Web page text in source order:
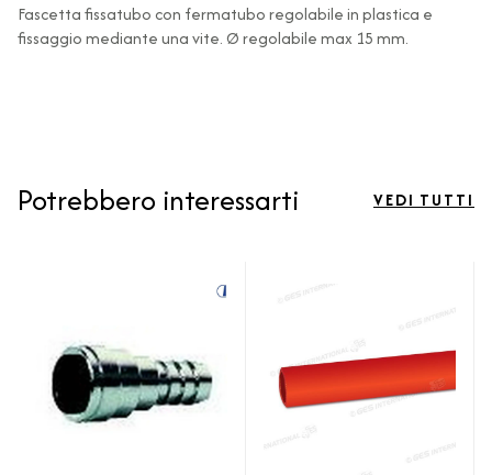
Fascetta fissatubo con fermatubo regolabile in plastica e
fissaggio mediante una vite. Ø regolabile max 15 mm.
Potrebbero interessarti VEDI TUTTI